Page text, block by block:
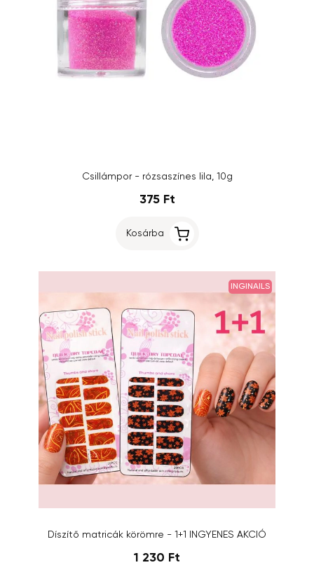
Csillámpor - rózsaszínes lila, 10g
375 Ft
Kosárba
INGINAILS
Díszítő matricák körömre - 1+1 INGYENES AKCIÓ
1 230 Ft